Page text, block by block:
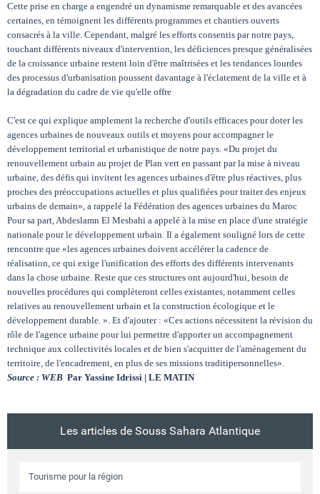
Cette prise en charge a engendré un dynamisme remarquable et des avancées
certaines, en témoignent les différents programmes et chantiers ouverts
consacrés à la ville. Cependant, malgré les efforts consentis par notre pays,
touchant différents niveaux d'intervention, les déficiences presque généralisées
de la croissance urbaine restent loin d'être maîtrisées et les tendances lourdes
des processus d'urbanisation poussent davantage à l'éclatement de la ville et à
la dégradation du cadre de vie qu'elle offre
C'est ce qui explique amplement la recherche d'outils efficaces pour doter les
agences urbaines de nouveaux outils et moyens pour accompagner le
développement territorial et urbanistique de notre pays. «Du projet du
renouvellement urbain au projet de Plan vert en passant par la mise à niveau
urbaine, des défis qui invitent les agences urbaines d'être plus réactives, plus
proches des préoccupations actuelles et plus qualifiées pour traiter des enjeux
urbains de demain», a rappelé la Fédération des agences urbaines du Maroc
Pour sa part, Abdeslamn El Mesbahi a appelé à la mise en place d'une stratégie
nationale pour le développement urbain. Il a également souligné lors de cette
rencontre que «les agences urbaines doivent accélérer la cadence de
réalisation, ce qui exige l'unification des efforts des différents intervenants
dans la chose urbaine. Reste que ces structures ont aujourd'hui, besoin de
nouvelles procédures qui complèteront celles existantes, notamment celles
relatives au renouvellement urbain et la construction écologique et le
développement durable. ». Et d'ajouter : «Ces actions nécessitent la révision du
rôle de l'agence urbaine pour lui permettre d'apporter un accompagnement
technique aux collectivités locales et de bien s'acquitter de l'aménagement du
territoire, de l'encadrement, en plus de ses missions traditipersonnelles».
Source : WEB Par Yassine Idrissi | LE MATIN
Les articles de Souss Sahara Atlantique
Tourisme pour la région